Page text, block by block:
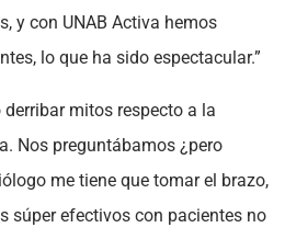
y con UNAB Activa hemos
lo que ha sido espectacular.”
mitos respecto a la
Nos preguntábamos ¿pero
me tiene que tomar el brazo,
súper efectivos con pacientes no